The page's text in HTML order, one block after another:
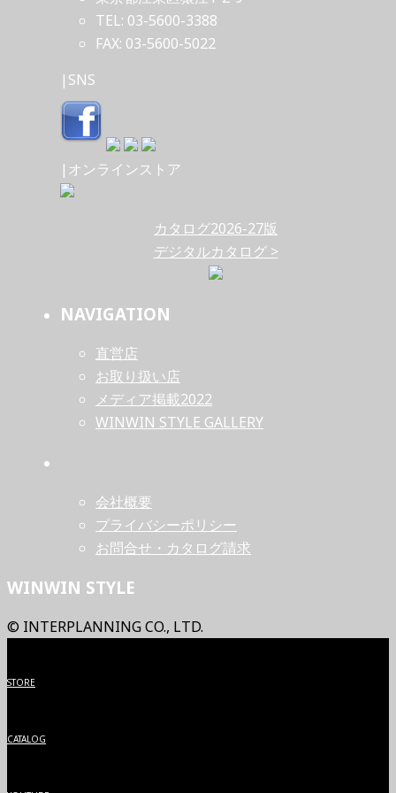
TEL: 03-5600-3388
FAX: 03-5600-5022
|SNS
|オンラインストア
カタログ2026-27版
デジタルカタログ >
NAVIGATION
直営店
お取り扱い店
メディア掲載2022
WINWIN STYLE GALLERY
会社概要
プライバシーポリシー
お問合せ・カタログ請求
WINWIN STYLE
© INTERPLANNING CO., LTD.
STORE
CATALOG